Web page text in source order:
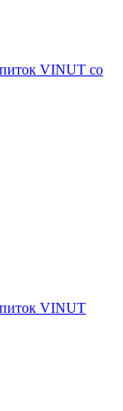
VINUT со
VINUT